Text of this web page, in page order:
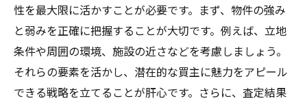
性を最大限に活かすことが必要です。まず、物件の強み
と弱みを正確に把握することが大切です。例えば、立地
条件や周囲の環境、施設の近さなどを考慮しましょう。
それらの要素を活かし、潜在的な買主に魅力をアピール
できる戦略を立てることが肝心です。さらに、査定結果